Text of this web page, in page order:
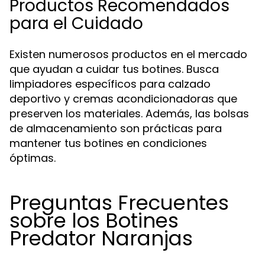
Productos Recomendados
para el Cuidado
Existen numerosos productos en el mercado
que ayudan a cuidar tus botines. Busca
limpiadores específicos para calzado
deportivo y cremas acondicionadoras que
preserven los materiales. Además, las bolsas
de almacenamiento son prácticas para
mantener tus botines en condiciones
óptimas.
Preguntas Frecuentes
sobre los Botines
Predator Naranjas